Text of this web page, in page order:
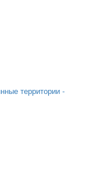
территории -